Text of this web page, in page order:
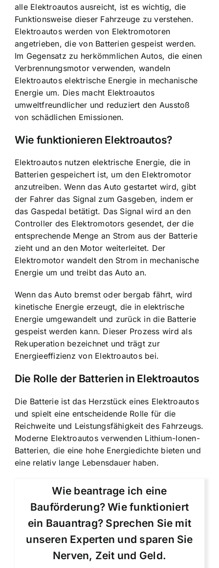
alle Elektroautos ausreicht, ist es wichtig, die
Funktionsweise dieser Fahrzeuge zu verstehen.
Elektroautos werden von Elektromotoren
angetrieben, die von Batterien gespeist werden.
Im Gegensatz zu herkömmlichen Autos, die einen
Verbrennungsmotor verwenden, wandeln
Elektroautos elektrische Energie in mechanische
Energie um. Dies macht Elektroautos
umweltfreundlicher und reduziert den Ausstoß
von schädlichen Emissionen.
Wie funktionieren Elektroautos?
Elektroautos nutzen elektrische Energie, die in
Batterien gespeichert ist, um den Elektromotor
anzutreiben. Wenn das Auto gestartet wird, gibt
der Fahrer das Signal zum Gasgeben, indem er
das Gaspedal betätigt. Das Signal wird an den
Controller des Elektromotors gesendet, der die
entsprechende Menge an Strom aus der Batterie
zieht und an den Motor weiterleitet. Der
Elektromotor wandelt den Strom in mechanische
Energie um und treibt das Auto an.
Wenn das Auto bremst oder bergab fährt, wird
kinetische Energie erzeugt, die in elektrische
Energie umgewandelt und zurück in die Batterie
gespeist werden kann. Dieser Prozess wird als
Rekuperation bezeichnet und trägt zur
Energieeffizienz von Elektroautos bei.
Die Rolle der Batterien in Elektroautos
Die Batterie ist das Herzstück eines Elektroautos
und spielt eine entscheidende Rolle für die
Reichweite und Leistungsfähigkeit des Fahrzeugs.
Moderne Elektroautos verwenden Lithium-Ionen-
Batterien, die eine hohe Energiedichte bieten und
eine relativ lange Lebensdauer haben.
Wie beantrage ich eine
Bauförderung? Wie funktioniert
ein Bauantrag? Sprechen Sie mit
unseren Experten und sparen Sie
Nerven, Zeit und Geld.